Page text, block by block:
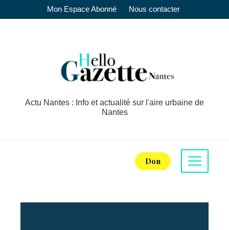
Mon Espace Abonné Nous contacter
Actu Nantes : Info et actualité sur l'aire urbaine de
Nantes
Don